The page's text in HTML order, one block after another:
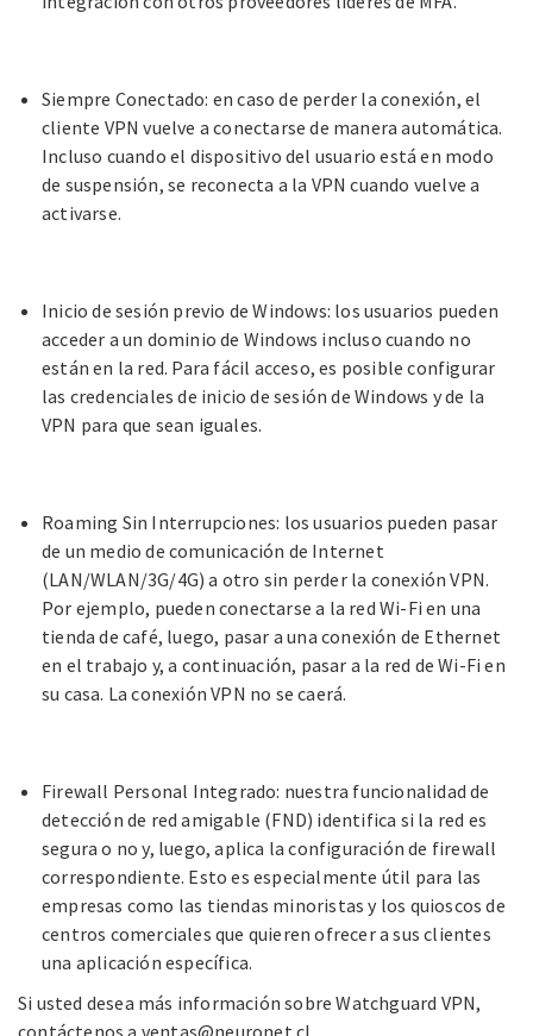
Siempre Conectado: en caso de perder la conexión, el
cliente VPN vuelve a conectarse de manera automática.
Incluso cuando el dispositivo del usuario está en modo
de suspensión, se reconecta a la VPN cuando vuelve a
activarse.
Inicio de sesión previo de Windows: los usuarios pueden
acceder a un dominio de Windows incluso cuando no
están en la red. Para fácil acceso, es posible configurar
las credenciales de inicio de sesión de Windows y de la
VPN para que sean iguales.
Roaming Sin Interrupciones: los usuarios pueden pasar
de un medio de comunicación de Internet
(LAN/WLAN/3G/4G)a otro sin perder la conexión VPN.
Por ejemplo, pueden conectarse a la red Wi-Fi en una
tienda de café, luego, pasar a una conexión de Ethernet
en el trabajo y, a continuación, pasar a la red de Wi-Fi en
su casa. La conexión VPN no se caerá.
Firewall Personal Integrado: nuestra funcionalidad de
detección de red amigable (FND) identifica si la red es
segura o noy, luego, aplica la configuración de firewall
correspondiente. Esto es especialmente útil para las
empresas como las tiendas minoristas y los quioscos de
centros comerciales que quieren ofrecer a sus clientes
una aplicación específica.
Si usted desea más información sobre Watchguard VPN,